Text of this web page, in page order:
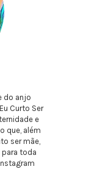
do anjo
Curto Ser
e
que, além
ser mãe,
para toda